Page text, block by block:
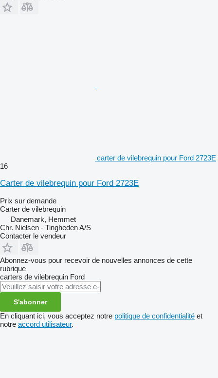
carter de vilebrequin pour Ford 2723E
16
Carter de vilebrequin pour Ford 2723E
Prix sur demande
Carter de vilebrequin
Danemark, Hemmet
Chr. Nielsen - Tingheden A/S
Contacter le vendeur
Abonnez-vous pour recevoir de nouvelles annonces de cette
rubrique
carters de vilebrequin Ford
S'abonner
En cliquant ici, vous acceptez notre politique de confidentialité et
notre accord utilisateur.